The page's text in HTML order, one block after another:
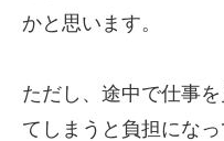
かと思います。
ただし、途中で仕事
てしまうと負担にな